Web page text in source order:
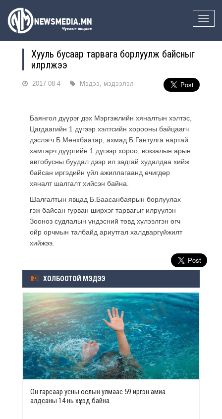
Toggle
Хууль бусаар тарвага борлуулж байсныг
илрүүлжээ
2017-08-4 Мэдээ, мэдээлэл
Баянгол дүүрэг дэх Мэргэжлийн хяналтын хэлтэс,
Цагдаагийн 1 дүгээр хэлтсийн хорооны байцаагч
дэслэгч Б.Мөнхбаатар, ахмад Б.Гантулга нартай
хамтарч дүүргийн 1 дүгээр хороо, вокзалын арын
автобусны буудал дээр ил задгай худалдаа хийж
байсан иргэдийн үйл ажиллагаанд өчигдөр
хяналт шалгалт хийсэн байна.
Шалгалтын явцад Б.Баасанбаярын борлуулах
гэж байсан гурван ширхэг тарвагыг илрүүлэн
Зооноз судлалын үндэсний төвд хүлээлгэн өгч
ойр орчмын талбайд ариутгал халдваргүйжилт
хийжээ.
ХОЛБООТОЙ МЭДЭЭ
Он гарсаар усны ослын улмаас 59 иргэн амиа
алдсаны 14 нь хүүхэд байна